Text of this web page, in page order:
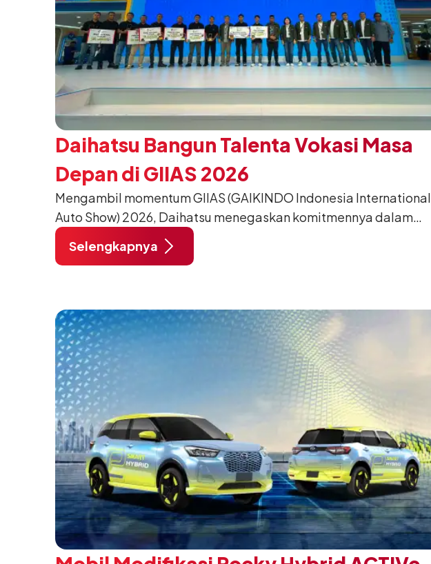
Daihatsu Bangun Talenta Vokasi Masa
Depan di GIIAS 2026
Mengambil momentum GIIAS (GAIKINDO Indonesia International
Auto Show) 2026, Daihatsu menegaskan komitmennya dalam
meningkatkan kualitas SDM (Sumber Daya Manusia) melalui
pendidikan vokasi bertema “Bersama Sahabat Membangun
pada 5 Agustus 2026.
Selengkapnya